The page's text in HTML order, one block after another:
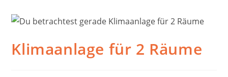
Klimaanlage für 2 Räume